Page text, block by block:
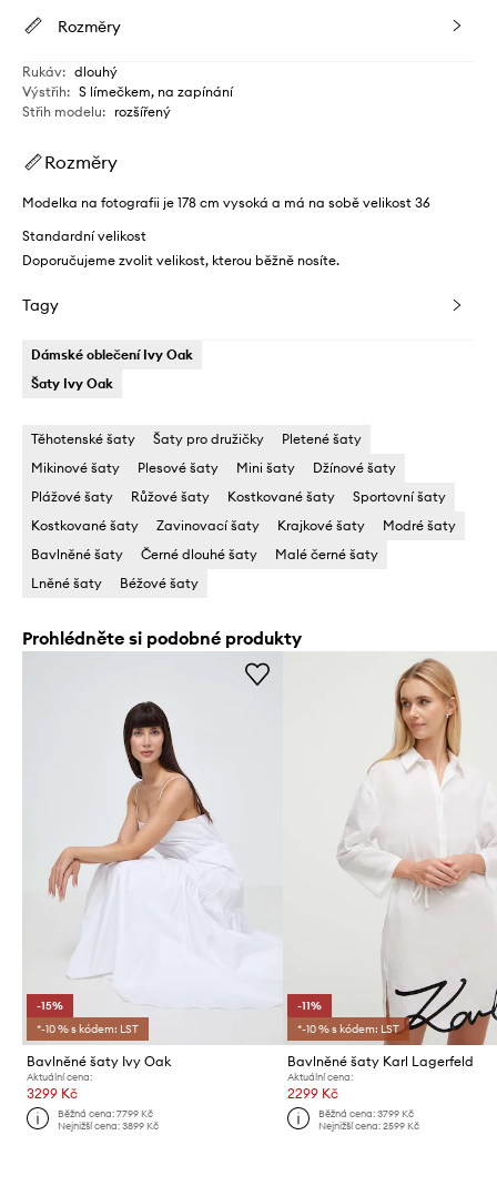
Rozměry
Rukáv: dlouhý
Výstřih: S límečkem, na zapínání
Střih modelu: rozšířený
Rozměry
Modelka na fotografii je 178 cm vysoká a má na sobě velikost 36
Standardní velikost
Doporučujeme zvolit velikost, kterou běžně nosíte.
Tagy
Dámské oblečení Ivy Oak
Šaty Ivy Oak
Těhotenské šaty Šaty pro družičky
Pletené šaty
Mikinové šaty
Plesové šaty Mini šaty
Džínové šaty
Plážové šaty
Růžové šaty Kostkované šaty
Sportovní šaty
Kostkované šaty
Zavinovací šaty Krajkové šaty
Modré šaty
Bavlněné šaty
Černé dlouhé šaty
Malé černé šaty
Lněné šaty
Béžové šaty
Prohlédněte si podobné produkty
-15%
*-10 % s kódem: LST
Bavlněné šaty Ivy Oak
Aktuální cena:
3299 Kč
Běžná cena:7799 Kč
Nejnižší cena:3899 Kč
-11%
*-10 % s kódem: LST
Bavlněné šaty Karl Lagerfeld
Aktuální cena:
2299 Kč
Běžná cena: 3799 Kč
Nejnižší cena: 2599 Kč